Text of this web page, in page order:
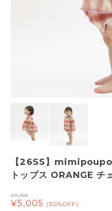
【26SS】
トップス ORANGE
¥7,150
¥5,005 (30%OFF)